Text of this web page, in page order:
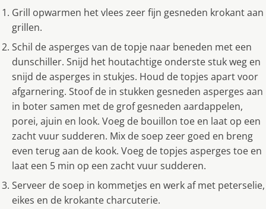
Grill opwarmen het vlees zeer fijn gesneden krokant aan
grillen.
Schil de asperges van de topje naar beneden met een
dunschiller. Snijd het houtachtige onderste stuk weg en
snijd de asperges in stukjes. Houd de topjes apart voor
afgarnering. Stoof de in stukken gesneden asperges aan
in boter samen met de grof gesneden aardappelen,
porei, ajuin en look. Voeg de bouillon toe en laat op een
zacht vuur sudderen. Mix de soep zeer goed en breng
even terug aan de kook. Voeg de topjes asperges toe en
laat een 5 min op een zacht vuur sudderen.
Serveer de soep in kommetjes en werk af met peterselie,
eikes en de krokante charcuterie.